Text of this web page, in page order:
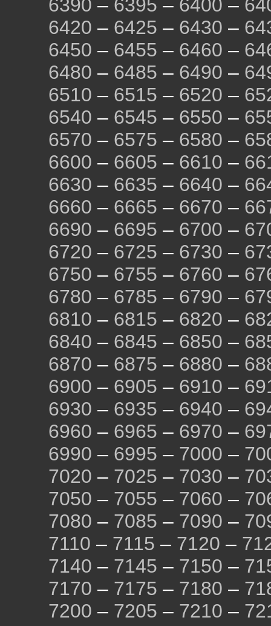
6390 – 6395 – 6400 –
6420 – 6425 – 6430 –
6450 – 6455 – 6460 –
6480 – 6485 – 6490 –
6510 – 6515 – 6520 –
6540 – 6545 – 6550 –
6570 – 6575 – 6580 –
6600 – 6605 – 6610 –
6630 – 6635 – 6640 –
6660 – 6665 – 6670 –
6690 – 6695 – 6700 –
6720 – 6725 – 6730 –
6750 – 6755 – 6760 –
6780 – 6785 – 6790 –
6810 – 6815 – 6820 –
6840 – 6845 – 6850 –
6870 – 6875 – 6880 –
6900 – 6905 – 6910 –
6930 – 6935 – 6940 –
6960 – 6965 – 6970 –
6990 – 6995 – 7000 –
7020 – 7025 – 7030 –
7050 – 7055 – 7060 –
7080 – 7085 – 7090 –
7110 – 7115 – 7120 –
7140 – 7145 – 7150 –
7170 – 7175 – 7180 –
7200 – 7205 – 7210 –